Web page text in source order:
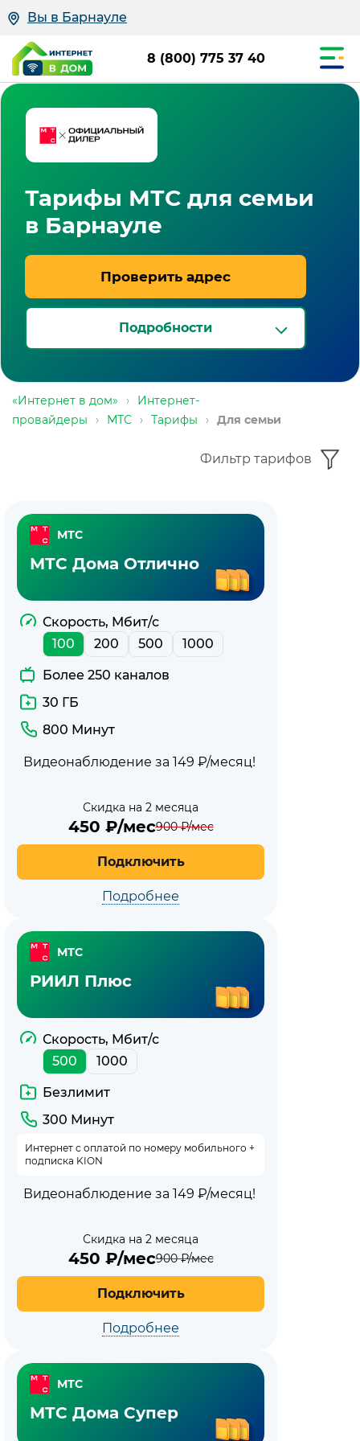
Вы в Барнауле
8 (800) 775 37 40
Тарифы МТС для семьи
в Барнауле
Проверить адрес
Подробности
«Интернет в дом» ›
Интернет-
провайдеры
› МТС › Тарифы › Для семьи
Фильтр тарифов
Пакет
тарифов
—
интернет
с
ТВ
и
мобильной
связью
МТС
МТС
МТС Дома Отлично
Скорость, Мбит/с
100
200 500 1000
Более 250 каналов
30 ГБ
800 Минут
Видеонаблюдение за 149 ₽/месяц!
Скидка на 2 месяца
450 ₽/мес900₽/мес
Подключить
Подробнее
МТС
РИИЛ Плюс
Скорость, Мбит/с
500
1000
Безлимит
300 Минут
Интернет с оплатой по номеру мобильного +
подписка KION
Видеонаблюдение за 149 ₽/месяц!
Скидка на 2 месяца
450 ₽/мес900₽/мес
Подключить
Подробнее
МТС
МТС Дома Супер